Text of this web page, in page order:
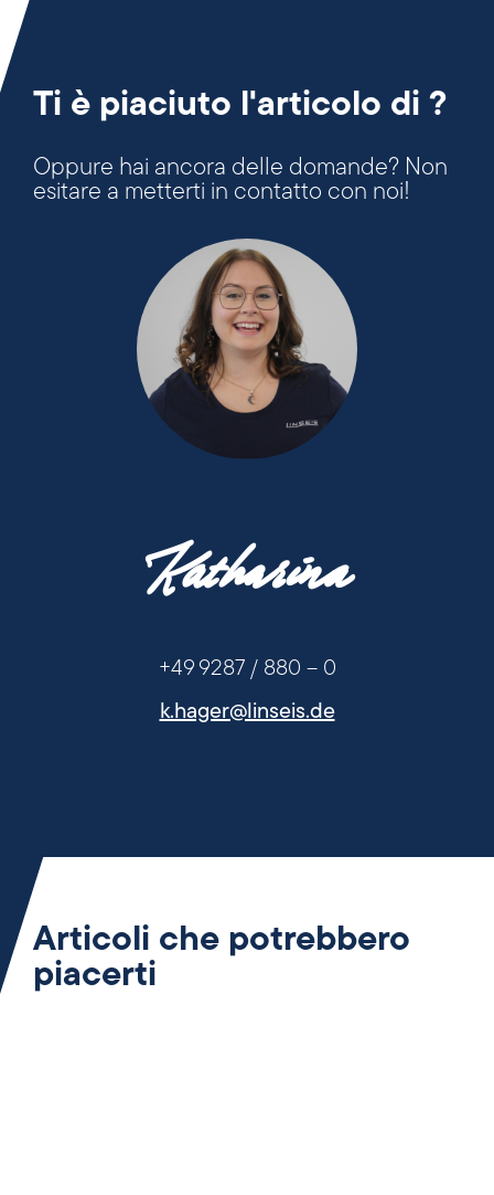
Ti è piaciuto l'articolo di ?
Oppure hai ancora delle domande? Non
esitare a metterti in contatto con noi!
Katharina
+49 9287 / 880 – 0
k.hager@linseis.de
Articoli che potrebbero
piacerti